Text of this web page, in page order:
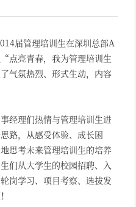
届管理培训生在深圳总部A
点亮青春，我为管理培训生
气氛热烈、形式生动，内容
经理们热情与管理培训生进
路，从感受体验、成长困
思考未来管理培训生的培养
们从大学生的校园招聘、入
岗学习、项目考察、选拔发